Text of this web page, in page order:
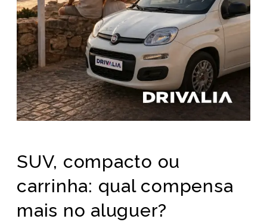
SUV, compacto ou
carrinha: qual compensa
mais no aluguer?